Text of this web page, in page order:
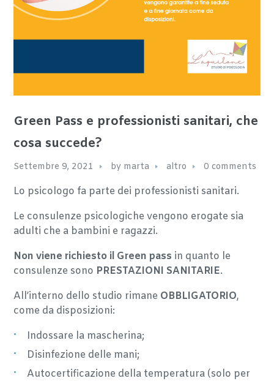
Green Pass e professionisti sanitari, che
cosa succede?
Settembre 9, 2021 by marta altro 0 comments
Lo psicologo fa parte dei professionisti sanitari.
Le consulenze psicologiche vengono erogate sia
adulti che a bambini e ragazzi.
Non viene richiesto il Green pass in quanto le
consulenze sono PRESTAZIONI SANITARIE.
All’interno dello studio rimane OBBLIGATORIO,
come da disposizioni:
Indossare la mascherina;
Disinfezione delle mani;
Autocertificazione della temperatura (solo per